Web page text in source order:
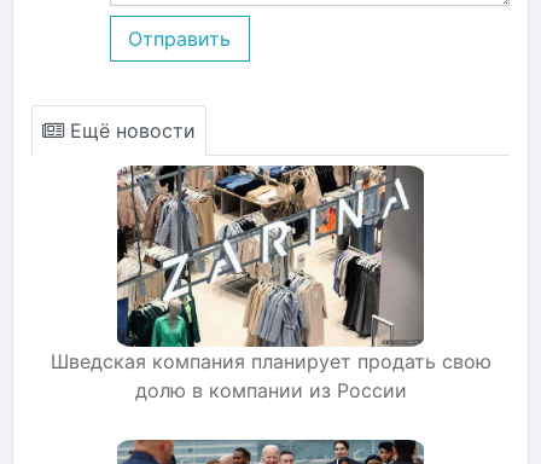
Отправить
Ещё новости
Шведская компания планирует продать свою
долю в компании из России